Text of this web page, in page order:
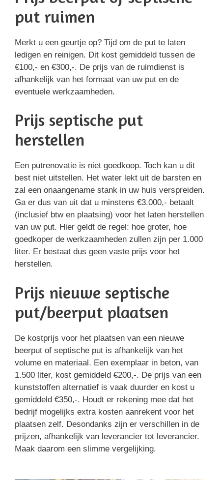
put ruimen
Merkt u een geurtje op? Tijd om de put te laten
ledigen en reinigen. Dit kost gemiddeld tussen de
€100,- en €300,-. De prijs van de ruimdienst is
afhankelijk van het formaat van uw put en de
eventuele werkzaamheden.
Prijs septische put
herstellen
Een putrenovatie is niet goedkoop. Toch kan u dit
best niet uitstellen. Het water lekt uit de barsten en
zal een onaangename stank in uw huis verspreiden.
Ga er dus van uit dat u minstens €3.000,- betaalt
(inclusief btw en plaatsing) voor het laten herstellen
van uw put. Hier geldt de regel: hoe groter, hoe
goedkoper de werkzaamheden zullen zijn per 1.000
liter. Er bestaat dus geen vaste prijs voor het
herstellen.
Prijs nieuwe septische
put/beerput plaatsen
De kostprijs voor het plaatsen van een nieuwe
beerput of septische put is afhankelijk van het
volume en materiaal. Een exemplaar in beton, van
1.500 liter, kost gemiddeld €200,-. De prijs van een
kunststoffen alternatief is vaak duurder en kost u
gemiddeld €350,-. Houdt er rekening mee dat het
bedrijf mogelijks extra kosten aanrekent voor het
plaatsen zelf. Desondanks zijn er verschillen in de
prijzen, afhankelijk van leverancier tot leverancier.
Maak daarom een slimme vergelijking.